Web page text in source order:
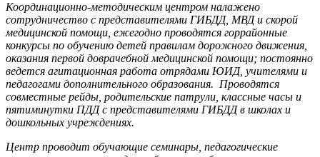
Координационно-методическим центром налажено
сотрудничество с представителями ГИБДД, МВД и скорой
медицинской помощи, ежегодно проводятся горрайонные
конкурсы по обучению детей правилам дорожного движения,
оказания первой доврачебной медицинской помощи; постоянно
ведется агитационная работа отрядами ЮИД, учителями и
педагогами дополнительного образования. Проводятся
совместные рейды, родительские патрули, классные часы и
пятиминутки ПДД с представителями ГИБДД в школах и
дошкольных учреждениях.
Центр проводит обучающие семинары, педагогические